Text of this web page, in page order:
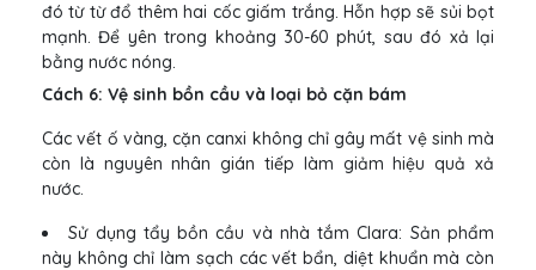
đó từ từ đổ thêm hai cốc giấm trắng. Hỗn hợp sẽ sủi bọt
mạnh. Để yên trong khoảng 30-60 phút, sau đó xả lại
bằng nước nóng.
Cách 6: Vệ sinh bồn cầu và loại bỏ cặn bám
Các vết ố vàng, cặn canxi không chỉ gây mất vệ sinh mà
còn là nguyên nhân gián tiếp làm giảm hiệu quả xả
nước.
Sử dụng tẩy bồn cầu và nhà tắm Clara: Sản phẩm
này không chỉ làm sạch các vết bẩn, diệt khuẩn mà còn